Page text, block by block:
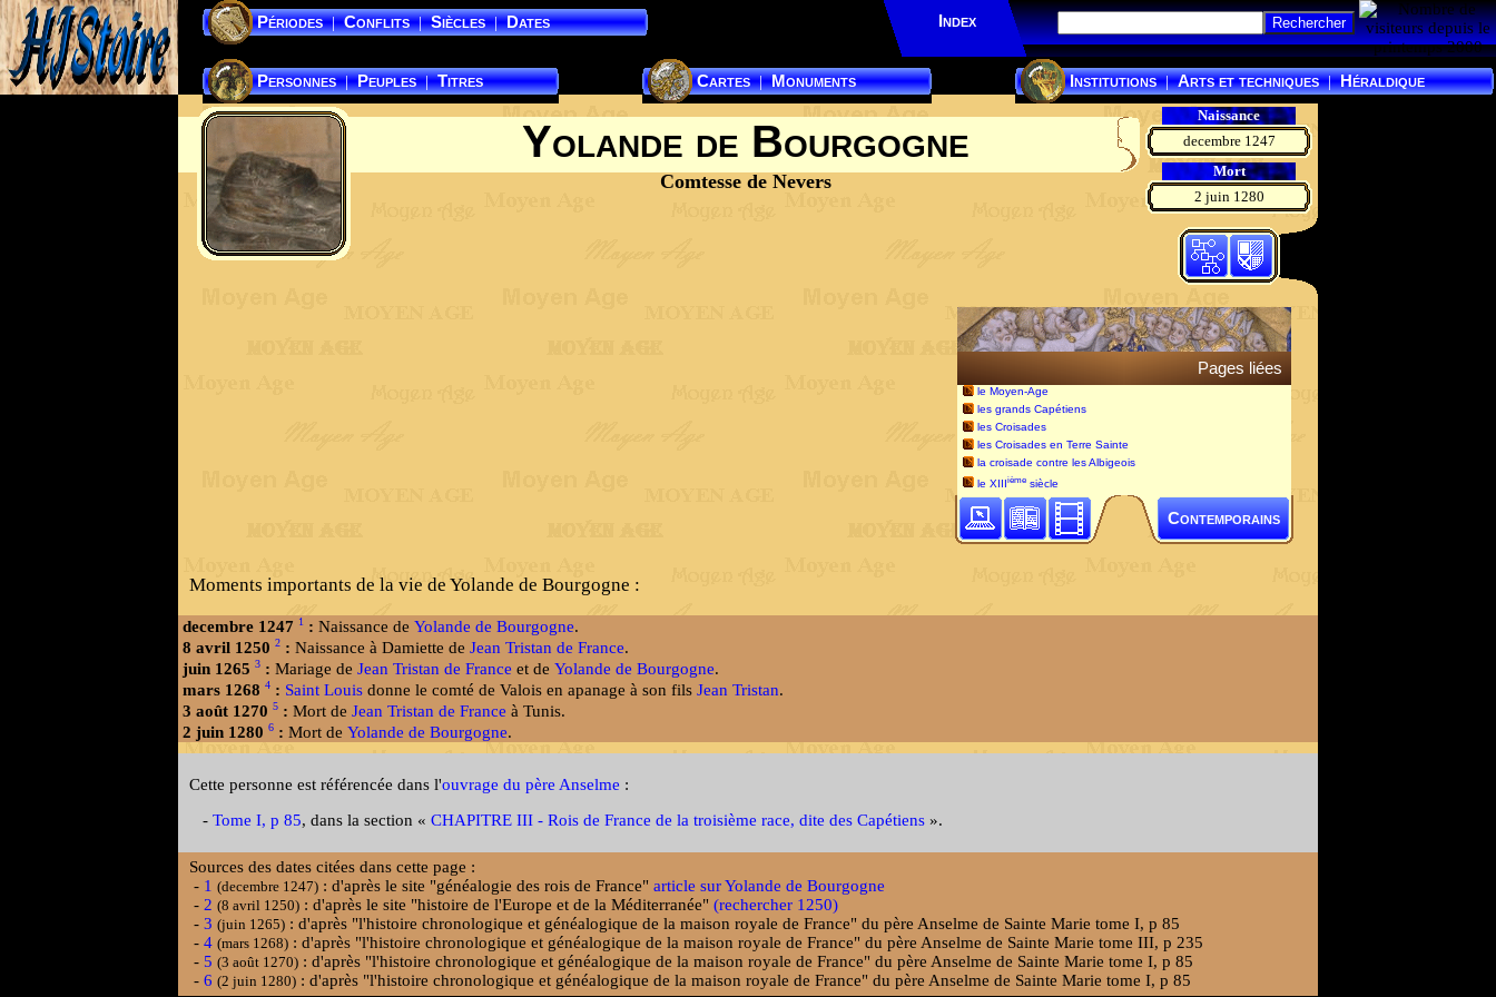
Périodes | Conflits | Siècles | Dates Index
Personnes | Peuples | Titres Cartes | Monuments Institutions | Arts et techniques | Héraldique
Yolande de Bourgogne
Comtesse de Nevers
Naissance
decembre 1247
Mort
2 juin 1280
Pages liées
le Moyen-Age
les grands Capétiens
les Croisades
les Croisades en Terre Sainte
la croisade contre les Albigeois
le XIIIième siècle
Contemporains
Moments importants de la vie de Yolande de Bourgogne :
decembre 1247 1 : Naissance de Yolande de Bourgogne.
8 avril 1250 2 : Naissance à Damiette de Jean Tristan de France.
juin 1265 3 : Mariage de Jean Tristan de France et de Yolande de Bourgogne.
mars 1268 4 : Saint Louis donne le comté de Valois en apanage à son fils Jean Tristan.
3 août 1270 5 : Mort de Jean Tristan de France à Tunis.
2 juin 1280 6 : Mort de Yolande de Bourgogne.
Cette personne est référencée dans l'ouvrage du père Anselme :
- Tome I, p 85, dans la section « CHAPITRE III - Rois de France de la troisième race, dite des Capétiens ».
Sources des dates citées dans cette page :
- 1 (decembre 1247) : d'après le site "généalogie des rois de France" article sur Yolande de Bourgogne
- 2 (8 avril 1250) : d'après le site "histoire de l'Europe et de la Méditerranée" (rechercher 1250)
- 3 (juin 1265) : d'après "l'histoire chronologique et généalogique de la maison royale de France" du père Anselme de Sainte Marie tome I, p 85
- 4 (mars 1268) : d'après "l'histoire chronologique et généalogique de la maison royale de France" du père Anselme de Sainte Marie tome III, p 235
- 5 (3 août 1270) : d'après "l'histoire chronologique et généalogique de la maison royale de France" du père Anselme de Sainte Marie tome I, p 85
- 6 (2 juin 1280) : d'après "l'histoire chronologique et généalogique de la maison royale de France" du père Anselme de Sainte Marie tome I, p 85